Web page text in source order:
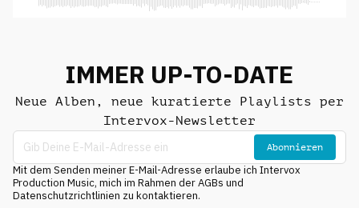
IMMER UP-TO-DATE
Neue Alben, neue kuratierte Playlists per
Intervox-Newsletter
Abonnieren
Mit dem Senden meiner E-Mail-Adresse erlaube ich Intervox
Production Music, mich im Rahmen der AGBs und
Datenschutzrichtlinien zu kontaktieren.